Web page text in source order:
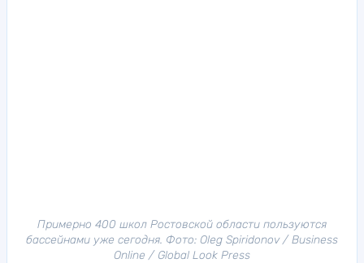
Примерно 400 школ Ростовской области пользуются
бассейнами уже сегодня. Фото: Oleg Spiridonov / Business
Online / Global Look Press